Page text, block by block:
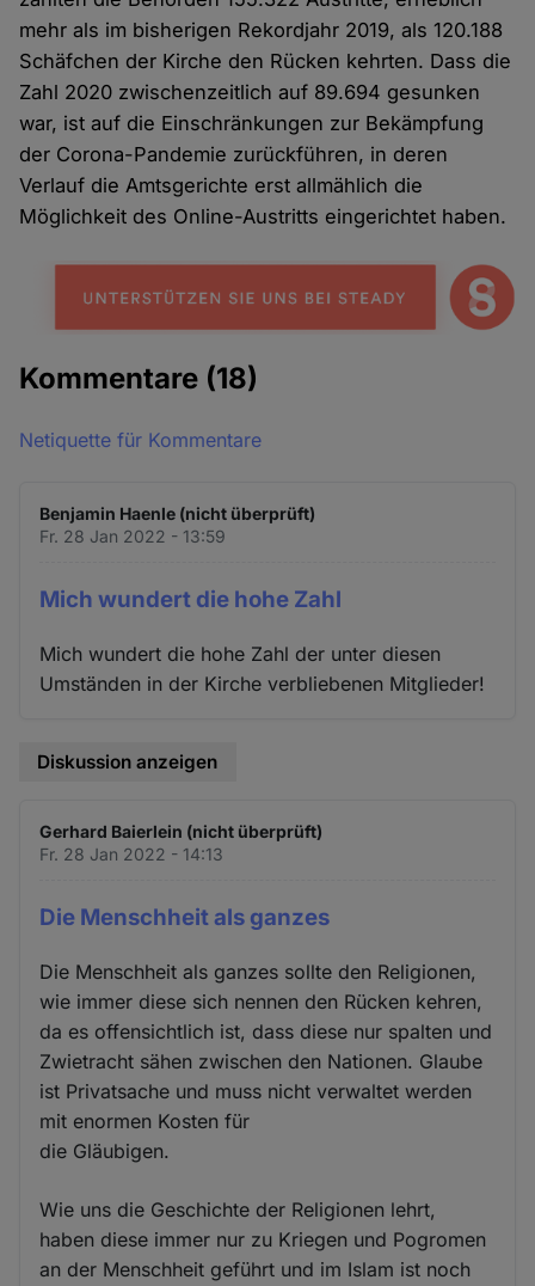
mehr als im bisherigen Rekordjahr 2019, als 120.188
Schäfchen der Kirche den Rücken kehrten. Dass die
Zahl 2020 zwischenzeitlich auf 89.694 gesunken
war, ist auf die Einschränkungen zur Bekämpfung
der Corona-Pandemie zurückführen, in deren
Verlauf die Amtsgerichte erst allmählich die
Möglichkeit des Online-Austritts eingerichtet haben.
Kommentare (18)
Netiquette für Kommentare
Benjamin Haenle (nicht überprüft)
Fr. 28 Jan 2022 - 13:59
Mich wundert die hohe Zahl
Mich wundert die hohe Zahl der unter diesen
Umständen in der Kirche verbliebenen Mitglieder!
Diskussion anzeigen
Gerhard Baierlein (nicht überprüft)
Fr. 28 Jan 2022 - 14:13
Die Menschheit als ganzes
Die Menschheit als ganzes sollte den Religionen,
wie immer diese sich nennen den Rücken kehren,
da es offensichtlich ist, dass diese nur spalten und
Zwietracht sähen zwischen den Nationen. Glaube
ist Privatsache und muss nicht verwaltet werden
mit enormen Kosten für
die Gläubigen.
Wie uns die Geschichte der Religionen lehrt,
haben diese immer nur zu Kriegen und Pogromen
an der Menschheit geführt und im Islam ist noch